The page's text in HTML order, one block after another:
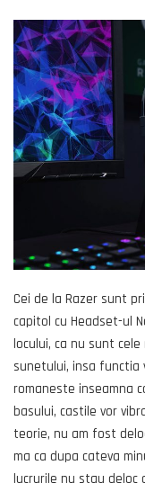
Cei de la Razer sunt
capitol cu Headset-ul
locului, ca nu sunt
sunetului, insa functia
romaneste inseamna
basului, castile vor
teorie, nu am fost
ma ca dupa cateva
lucrurile nu stau deloc